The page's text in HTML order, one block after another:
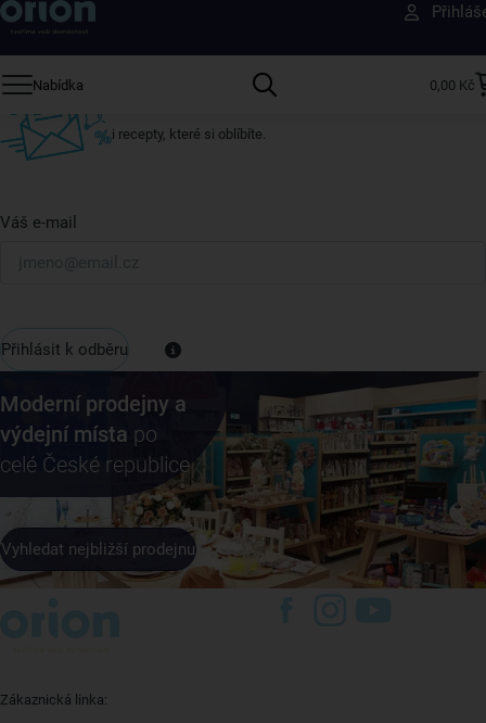
Nabídka 0,00 Kč
ostatní
Přihlaste se k odběru našeho newsletteru.
i recepty, které si oblíbíte.
Váš e-mail
Přihlásit k odběru
Moderní prodejny a
výdejní místa po
celé České republice
Vyhledat nejbližší prodejnu
Zákaznická linka: